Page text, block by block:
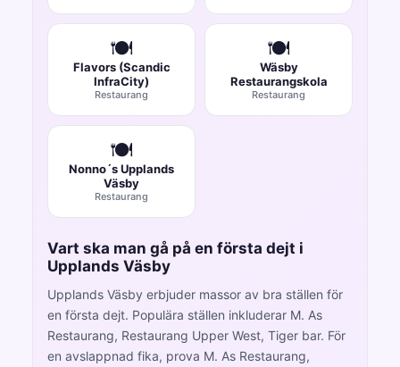
🍽️
Flavors (Scandic
InfraCity)
Restaurang
🍽️
Wäsby
Restaurangskola
Restaurang
🍽️
Nonno´s Upplands
Väsby
Restaurang
Vart ska man gå på en första dejt i
Upplands Väsby
Upplands Väsby erbjuder massor av bra ställen för
en första dejt. Populära ställen inkluderar M. As
Restaurang, Restaurang Upper West, Tiger bar. För
en avslappnad fika, prova M. As Restaurang,